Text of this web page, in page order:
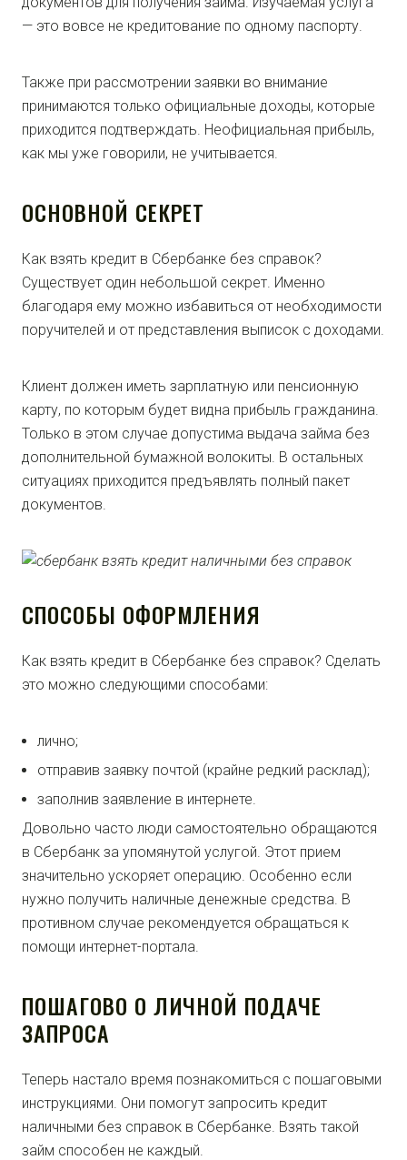
— это вовсе не кредитование по одному паспорту.
Также при рассмотрении заявки во внимание
принимаются только официальные доходы, которые
приходится подтверждать. Неофициальная прибыль,
как мы уже говорили, не учитывается.
ОСНОВНОЙ СЕКРЕТ
Как взять кредит в Сбербанке без справок?
Существует один небольшой секрет. Именно
благодаря ему можно избавиться от необходимости
поручителей и от представления выписок с доходами.
Клиент должен иметь зарплатную или пенсионную
карту, по которым будет видна прибыль гражданина.
Только в этом случае допустима выдача займа без
дополнительной бумажной волокиты. В остальных
ситуациях приходится предъявлять полный пакет
документов.
СПОСОБЫ ОФОРМЛЕНИЯ
Как взять кредит в Сбербанке без справок? Сделать
это можно следующими способами:
лично;
отправив заявку почтой (крайне редкий расклад);
заполнив заявление в интернете.
Довольно часто люди самостоятельно обращаются
в Сбербанк за упомянутой услугой. Этот прием
значительно ускоряет операцию. Особенно если
нужно получить наличные денежные средства. В
противном случае рекомендуется обращаться к
помощи интернет-портала.
ПОШАГОВО О ЛИЧНОЙ ПОДАЧЕ
ЗАПРОСА
Теперь настало время познакомиться с пошаговыми
инструкциями. Они помогут запросить кредит
наличными без справок в Сбербанке. Взять такой
займ способен не каждый.